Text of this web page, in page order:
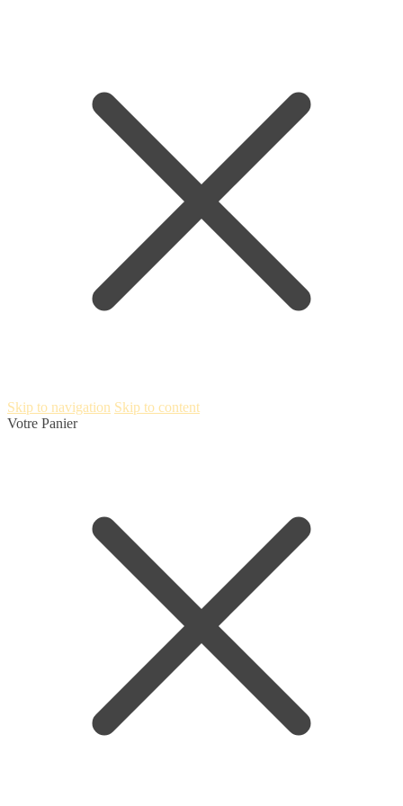
Skip to navigation Skip to content
Votre Panier